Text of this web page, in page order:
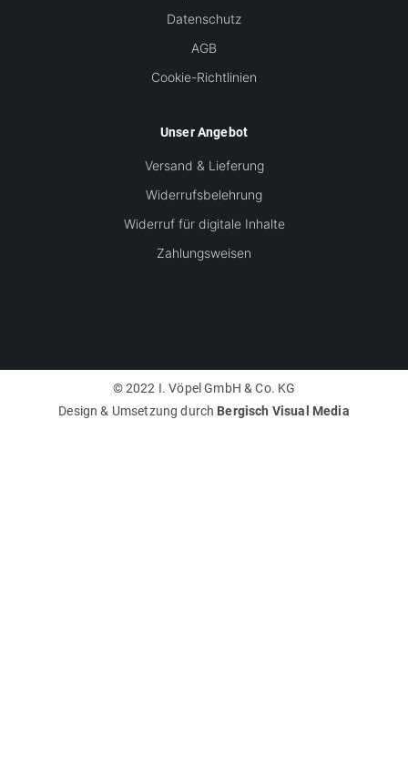
Datenschutz
AGB
Cookie-Richtlinien
Unser Angebot
Versand & Lieferung
Widerrufsbelehrung
Widerruf für digitale Inhalte
Zahlungsweisen
© 2022 I. Vöpel GmbH & Co. KG
Design & Umsetzung durch Bergisch Visual Media